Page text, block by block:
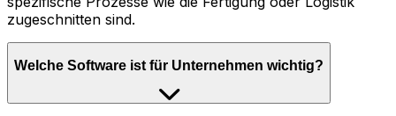
zugeschnitten sind.
Welche Software ist für Unternehmen wichtig?